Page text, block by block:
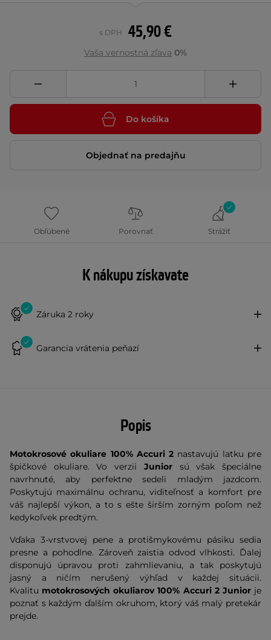
45,90 €
s DPH
Vaša vernostná zľava 0%
Do košíka
Objednať na predajňu
Obľúbené Porovnať Strážiť
K nákupu získavate
Záruka 2 roky
Garancia vrátenia peňazí
Popis
Motokrosové okuliare 100% Accuri 2 nastavujú latku pre
špičkové okuliare. Vo verzii Juniorsú však špeciálne
navrhnuté, aby perfektne sedeli mladým jazdcom.
Poskytujú maximálnu ochranu, viditeľnosť a komfort pre
váš najlepší výkon, a to s ešte širším zorným poľom než
kedykoľvek predtým.
Vďaka 3-vrstvovej pene a protišmykovému pásiku sedia
presne a pohodlne. Zároveň zaistia odvod vlhkosti. Ďalej
disponujú úpravou proti zahmlievaniu, a tak poskytujú
jasný a ničím nerušený výhľad v každej situácii.
Kvalitu motokrosových okuliarov 100% Accuri 2 Juniorje
poznať s každým ďalším okruhom, ktorý váš malý pretekár
prejde.